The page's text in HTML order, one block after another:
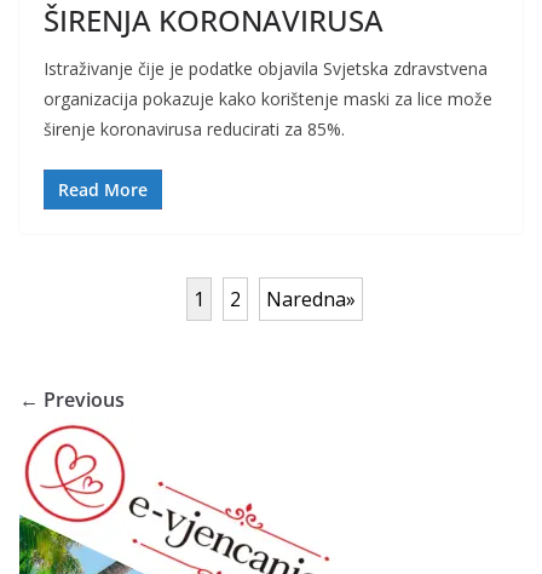
ŠIRENJA KORONAVIRUSA
Istraživanje čije je podatke objavila Svjetska zdravstvena
organizacija pokazuje kako korištenje maski za lice može
širenje koronavirusa reducirati za 85%.
Read More
1 2 Naredna»
← Previous